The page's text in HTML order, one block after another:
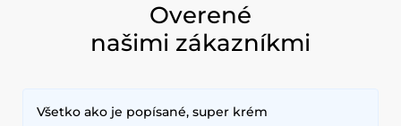
najvyššie štandardy kvality a pohodlia.
Overené
našimi zákazníkmi
Všetko ako je popísané, super krém